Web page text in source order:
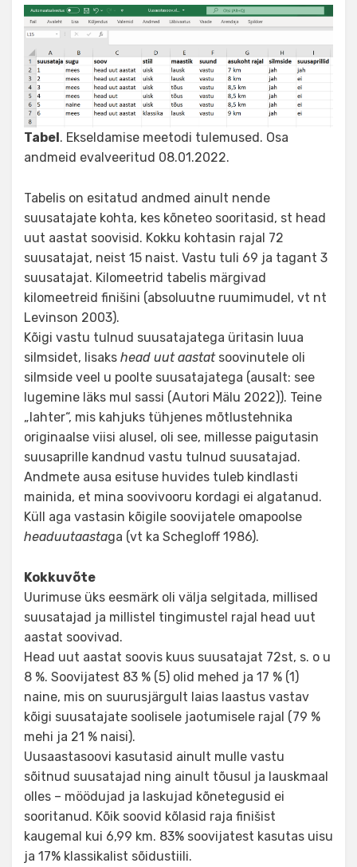
Tabel. Ekseldamise meetodi tulemused. Osa
andmeid evalveeritud 08.01.2022.
Tabelis on esitatud andmed ainult nende
suusatajate kohta, kes kõneteo sooritasid, st head
uut aastat soovisid. Kokku kohtasin rajal 72
suusatajat, neist 15 naist. Vastu tuli 69 ja tagant 3
suusatajat. Kilomeetrid tabelis märgivad
kilomeetreid finišini (absoluutne ruumimudel, vt nt
Levinson 2003).
Kõigi vastu tulnud suusatajatega üritasin luua
silmsidet, lisaks head uut aastatsoovinutele oli
silmside veel u poolte suusatajatega (ausalt: see
lugemine läks mul sassi (Autori Mälu 2022)). Teine
„lahter“, mis kahjuks tühjenes mõtlustehnika
originaalse viisi alusel, oli see, millesse paigutasin
suusaprille kandnud vastu tulnud suusatajad.
Andmete ausa esituse huvides tuleb kindlasti
mainida, et mina soovivooru kordagi ei algatanud.
Küll aga vastasin kõigile soovijatele omapoolse
headuutaastaga (vt ka Schegloff 1986).
Kokkuvõte
Uurimuse üks eesmärk oli välja selgitada, millised
suusatajad ja millistel tingimustel rajal head uut
aastat soovivad.
Head uut aastat soovis kuus suusatajat 72st, s. o u
8 %. Soovijatest 83 % (5) olid mehed ja 17 % (1)
naine, mis on suurusjärgult laias laastus vastav
kõigi suusatajate soolisele jaotumisele rajal (79 %
mehi ja 21 % naisi).
Uusaastasoovi kasutasid ainult mulle vastu
sõitnud suusatajad ning ainult tõusul ja lauskmaal
olles – möödujad ja laskujad kõnetegusid ei
sooritanud. Kõik soovid kõlasid raja finišist
kaugemal kui 6,99 km. 83% soovijatest kasutas uisu
ja 17% klassikalist sõidustiili.